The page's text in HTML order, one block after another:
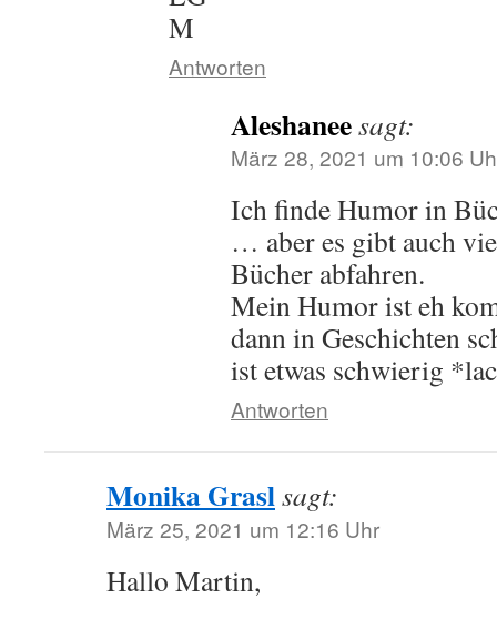
M
Antworten
Aleshaneesagt:
März 28, 2021 um 10:06
Ich finde Humor in
… aber es gibt auch
Bücher abfahren.
Mein Humor ist eh
dann in Geschichten
ist etwas schwierig
Antworten
Monika Graslsagt:
März 25, 2021 um 12:16 Uhr
Hallo Martin,